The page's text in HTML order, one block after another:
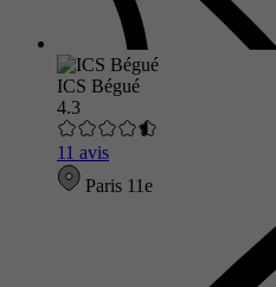
ICS Bégué
4.3
11 avis
Paris 11e